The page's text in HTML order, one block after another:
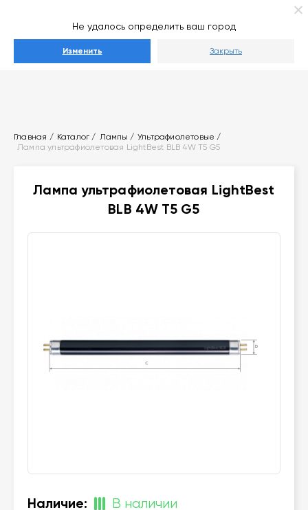
Не удалось определить ваш город
Изменить Закрыть
Главная Каталог Лампы
Ультрафиолетовые
Лампа ультрафиолетовая LightBest BLB 4W T5 G5
Лампа ультрафиолетовая LightBest
BLB 4W T5 G5
Наличие: В наличии